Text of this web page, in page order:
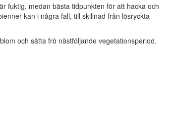
fuktig, medan bästa tidpunkten för att hacka och
kan i några fall, till skillnad från lösryckta
och sätta frö nästföljande vegetationsperiod.